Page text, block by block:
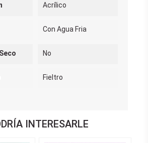
Acrílico
Con Agua Fria
No
Fieltro
INTERESARLE